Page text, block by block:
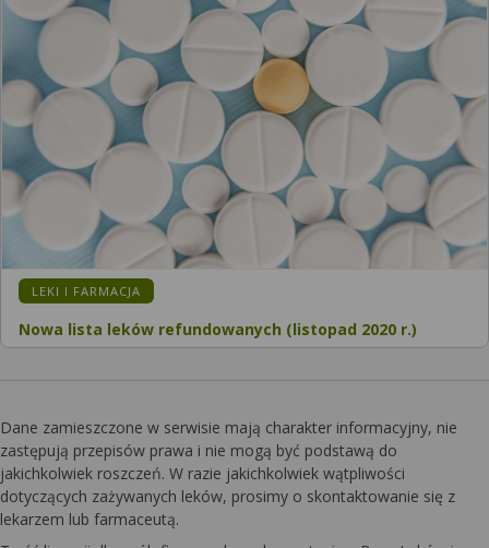
KATEGORIA:
LEKI I FARMACJA
Nowa lista leków refundowanych (listopad 2020 r.)
Dane zamieszczone w serwisie mają charakter informacyjny, nie
zastępują przepisów prawa i nie mogą być podstawą do
jakichkolwiek roszczeń. W razie jakichkolwiek wątpliwości
dotyczących zażywanych leków, prosimy o skontaktowanie się z
lekarzem lub farmaceutą.